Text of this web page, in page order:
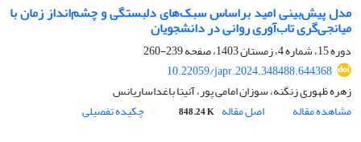
مدل پیش‌بینی امید براساس سبک‌های دلبستگی و چشم‌انداز زمان با
میانجی‌گری تاب‌آوری روانی در دانشجویان
دوره 15، شماره 4، زمستان 1403، صفحه
239-260
10.22059/japr.2024.348488.644368
زهره ظهوری زنگنه، سوزان امامی پور، آنیتا باغداساریانس
مشاهده مقاله
اصل مقاله 848.24 K چکیده تفصیلی